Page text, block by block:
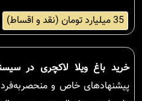
35 میلیارد تومان (نقد و اقساط)
خرید باغ ویلا لاکچری در
پیشنهادهای خاص و منحصربه‌فرد